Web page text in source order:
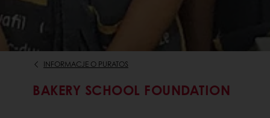
INFORMACJE O PURATOS
BAKERY SCHOOL FOUNDATION